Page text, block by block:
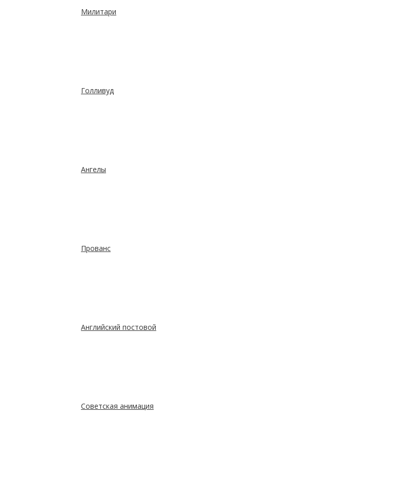
Милитари
Голливуд
Ангелы
Прованс
Английский постовой
Советская анимация